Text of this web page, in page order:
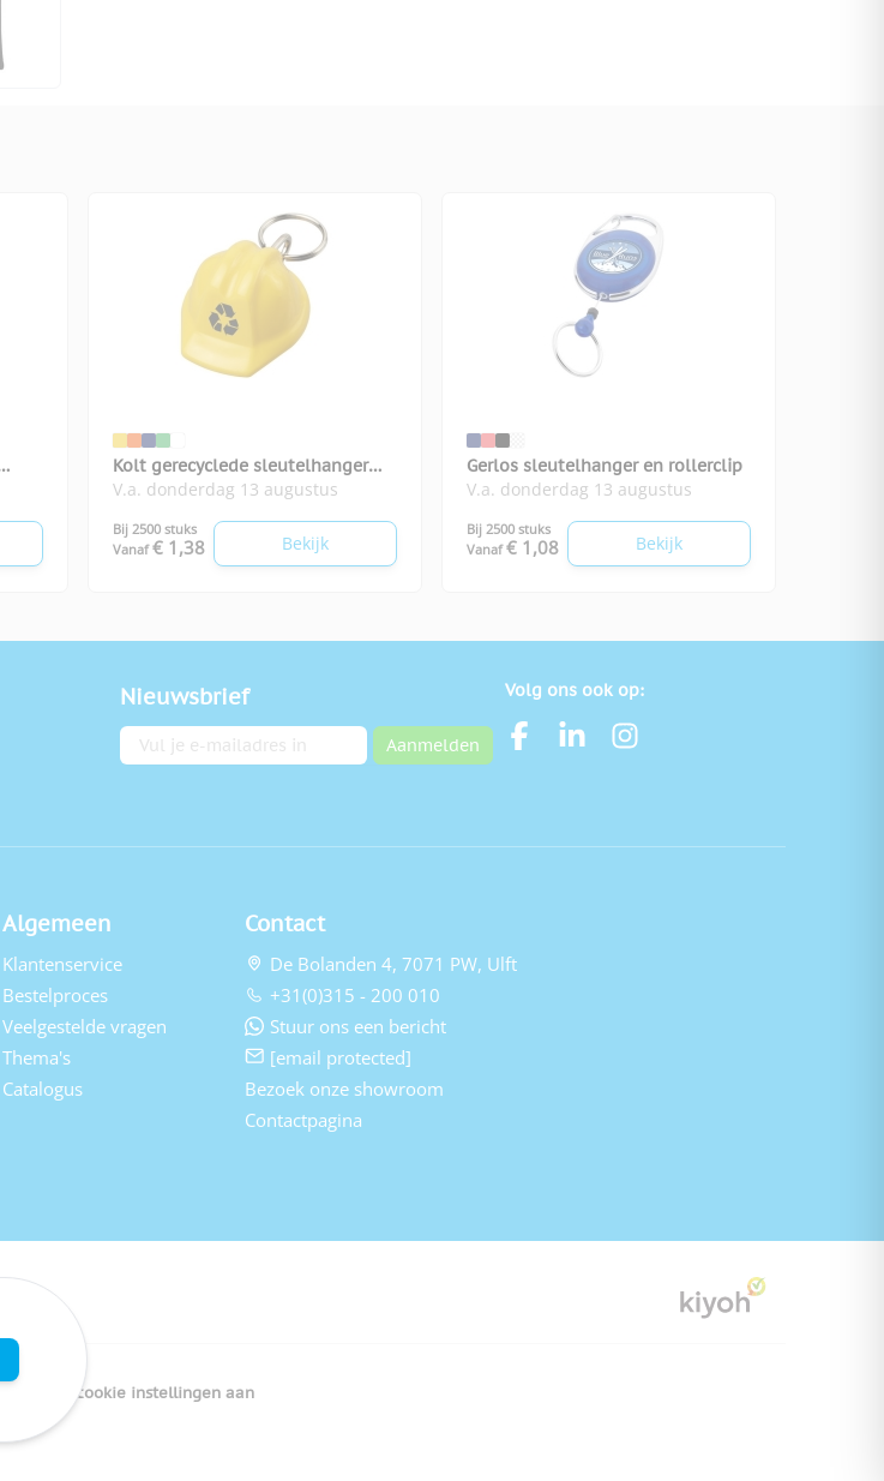
Kolt gerecyclede sleutelhanger
helm
V.a. donderdag 13 augustus
Bij 2500 stuks
Vanaf € 1,38 Bekijk
Gerlos sleutelhanger en rollerclip
V.a. donderdag 13 augustus
Bij 2500 stuks
Vanaf € 1,08 Bekijk
Nieuwsbrief
E-mailadres Aanmelden
Volg ons ook op:
Algemeen
Klantenservice
Bestelproces
Veelgestelde vragen
Thema's
Catalogus
Contact
De Bolanden 4, 7071 PW, Ulft
+31(0)315 - 200 010
Stuur ons een bericht
[email protected]
Bezoek onze showroom
Contactpagina
Pas cookie instellingen aan